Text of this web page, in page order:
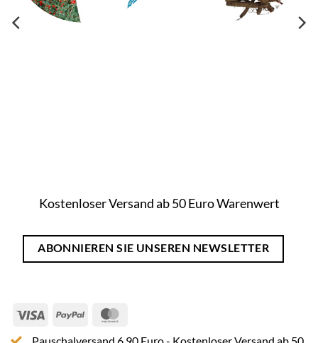
Kostenloser Versand ab 50 Euro Warenwert
ABONNIEREN SIE UNSEREN NEWSLETTER
Visa PayPal
Pauschalversand 6.90 Euro - Kostenloser Versand ab 50